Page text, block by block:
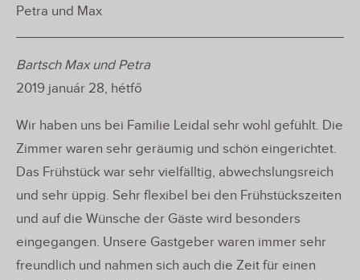
Petra und Max
Bartsch Max und Petra
2019 január 28, hétfő
Wir haben uns bei Familie Leidal sehr wohl gefühlt. Die
Zimmer waren sehr geräumig und schön eingerichtet.
Das Frühstück war sehr vielfälltig, abwechslungsreich
und sehr üppig. Sehr flexibel bei den Frühstückszeiten
und auf die Wünsche der Gäste wird besonders
eingegangen. Unsere Gastgeber waren immer sehr
freundlich und nahmen sich auch die Zeit für einen